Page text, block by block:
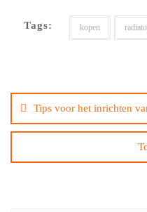
Tags: kopen
navigatie
Tips voor het inrichten